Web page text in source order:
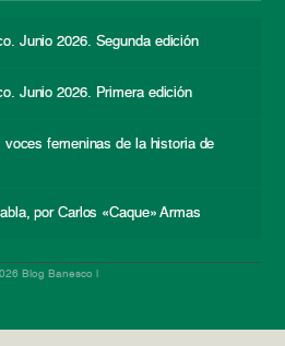
Junio 2026. Segunda edición
Junio 2026. Primera edición
voces femeninas de la historia de
por Carlos «Caque» Armas
Blog Banesco |